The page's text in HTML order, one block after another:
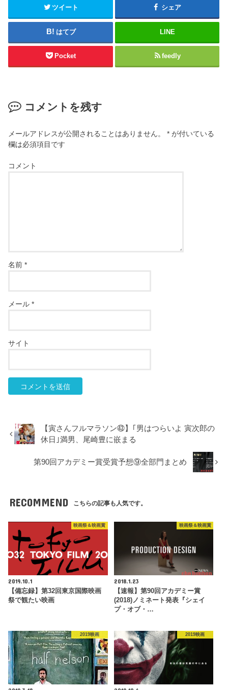
ツイート シェア
はてブ LINE
Pocket feedly
コメントを残す
メールアドレスが公開されることはありません。 * が付いている
欄は必須項目です
コメント
名前*
メール*
サイト
【寅さんフルマラソン㊸】｢男はつらいよ 寅次郎の
休日｣満男、尾崎豊に嵌まる
第90回アカデミー賞受賞予想⑨全部門まとめ
RECOMMEND こちらの記事も人気です。
映画祭＆映画賞
2019.10.1
【備忘録】第32回東京国際映画
祭で観たい映画
映画祭＆映画賞
2018.1.23
【速報】第90回アカデミー賞
(2018)ノミネート発表『シェイ
プ・オブ・…
2019映画 2019映画